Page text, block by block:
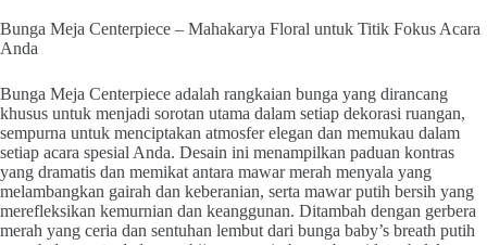
Bunga Meja Centerpiece – Mahakarya Floral untuk Titik Fokus Acara
Anda
Bunga Meja Centerpiece adalah rangkaian bunga yang dirancang
khusus untuk menjadi sorotan utama dalam setiap dekorasi ruangan,
sempurna untuk menciptakan atmosfer elegan dan memukau dalam
setiap acara spesial Anda. Desain ini menampilkan paduan kontras
yang dramatis dan memikat antara mawar merah menyala yang
melambangkan gairah dan keberanian, serta mawar putih bersih yang
merefleksikan kemurnian dan keanggunan. Ditambah dengan gerbera
merah yang ceria dan sentuhan lembut dari bunga baby’s breath putih